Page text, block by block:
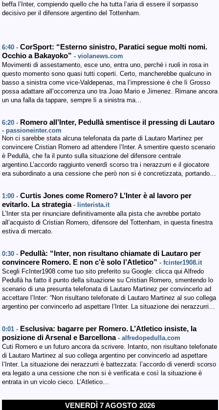
beffa l’Inter, compiendo quello che ha tutta l’aria di essere il sorpasso
decisivo per il difensore argentino del Tottenham.
6:40 - CorSport: “Esterno sinistro, Paratici segue molti nomi.
Occhio a Bakayoko” - violanews.com
Movimenti di assestamento, esce uno, entra uno, perché i ruoli in rosa in
questo momento sono quasi tutti coperti. Certo, mancherebbe qualcuno in
basso a sinistra come vice-Valdepenas, ma l’impressione è che lì Grosso
possa adattare all’occorrenza uno tra Joao Mario e Jimenez. Rimane ancora
un una falla da tappare, sempre lì a sinistra ma…
6:20 - Romero all’Inter, Pedullà smentisce il pressing di Lautaro
- passioneinter.com
Non ci sarebbe stata alcuna telefonata da parte di Lautaro Martinez per
convincere Cristian Romero ad attendere l’Inter. A smentire questo scenario
è Pedullà, che fa il punto sulla situazione del difensore centrale
argentino.L’accordo raggiunto venerdì scorso tra i nerazzurri e il giocatore
era subordinato a una cessione che però non si è concretizzata, portando…
1:00 - Curtis Jones come Romero? L’Inter è al lavoro per
evitarlo. La strategia - linterista.it
L’Inter sta per rinunciare definitivamente alla pista che avrebbe portato
all’acquisto di Cristian Romero, difensore del Tottenham, in questa finestra
estiva di mercato.
0:30 - Pedullà: “Inter, non risultano chiamate di Lautaro per
convincere Romero. E non c’è solo l’Atletico” - fcinter1908.it
Scegli FcInter1908 come tuo sito preferito su Google: clicca qui Alfredo
Pedullà ha fatto il punto della situazione su Cristian Romero, smentendo lo
scenario di una presunta telefonata di Lautaro Martinez per convincerlo ad
accettare l’Inter: “Non risultano telefonate di Lautaro Martinez al suo collega
argentino per convincerlo ad aspettare l’Inter. La situazione dei nerazzurri…
0:01 - Esclusiva: bagarre per Romero. L’Atletico insiste, la
posizione di Arsenal e Barcellona - alfredopedulla.com
Cuti Romero e un futuro ancora da scrivere. Intanto, non risultano telefonate
di Lautaro Martinez al suo collega argentino per convincerlo ad aspettare
l’Inter. La situazione dei nerazzurri è battezzata: l’accordo di venerdì scorso
era legato a una cessione che non si è verificata e così la situazione è
entrata in un vicolo cieco. L’Atletico…
VENERDÌ 7 AGOSTO 2026